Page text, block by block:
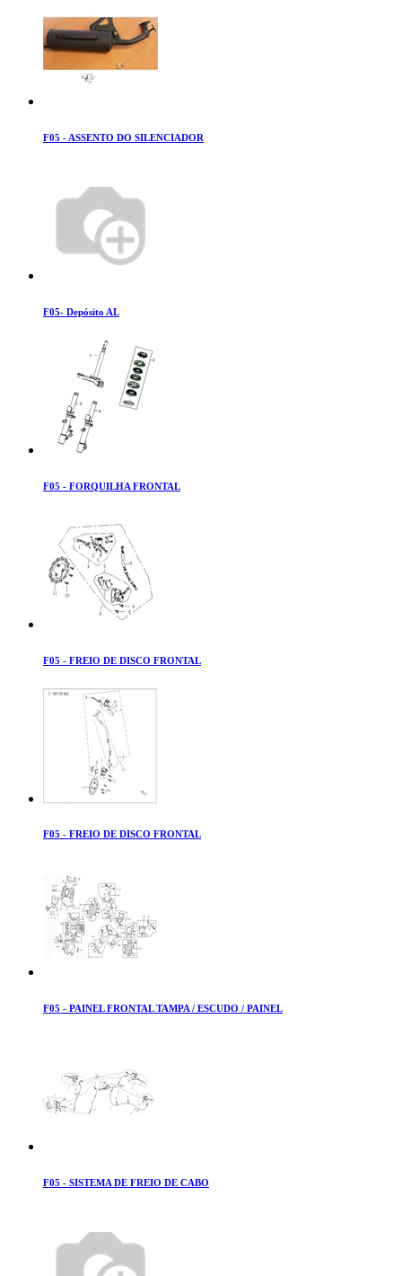
F05 - ASSENTO DO SILENCIADOR
F05- Depósito AL
F05 - FORQUILHA FRONTAL
F05 - FREIO DE DISCO FRONTAL
F05 - FREIO DE DISCO FRONTAL
F05 - PAINEL FRONTAL TAMPA / ESCUDO / PAINEL
F05 - SISTEMA DE FREIO DE CABO